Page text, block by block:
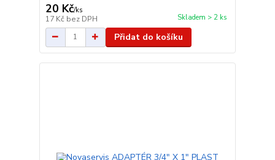
20 Kč/ks
17 Kč bez DPH Skladem > 2 ks
Přidat do košíku